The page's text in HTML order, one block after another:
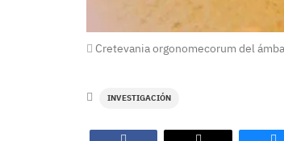
Cretevania orgonomecorum del
INVESTIGACIÓN